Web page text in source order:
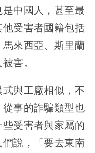
中國人，甚至最
受害者國籍包括
來西亞、斯里蘭
害。
與工廠相似，不
事的詐騙類型也
受害者與家屬的
說，「要去東南